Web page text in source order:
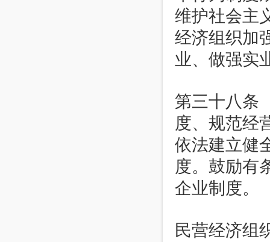
维护社会主
经济组织加
业、做强实
第三十八条
度、规范经
依法建立健
度。鼓励有
企业制度。
民营经济组